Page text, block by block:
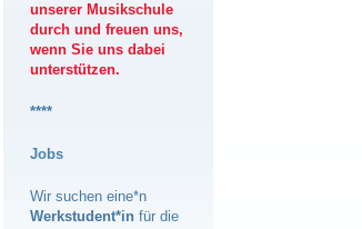
unserer Musikschule
durch und freuen uns,
wenn Sie uns dabei
unterstützen.
****
Jobs
Wir suchen eine*n
Werkstudent*in für die